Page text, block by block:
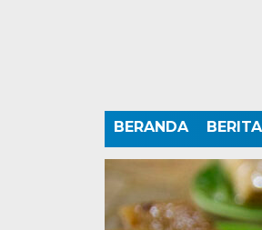
BERANDA BERITA